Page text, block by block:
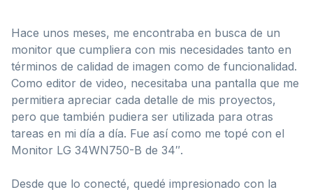
Hace unos meses, me encontraba en busca de un
monitor que cumpliera con mis necesidades tanto en
términos de calidad de imagen como de funcionalidad.
Como editor de video, necesitaba una pantalla que me
permitiera apreciar cada detalle de mis proyectos,
pero que también pudiera ser utilizada para otras
tareas en mi día a día. Fue así como me topé con el
Monitor LG 34WN750-B de 34″.
Desde que lo conecté, quedé impresionado con la